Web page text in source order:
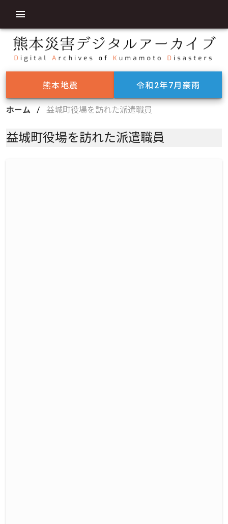
熊本地震 令和2年7月豪雨
ホーム / 益城町役場を訪れた派遣職員
益城町役場を訪れた派遣職員